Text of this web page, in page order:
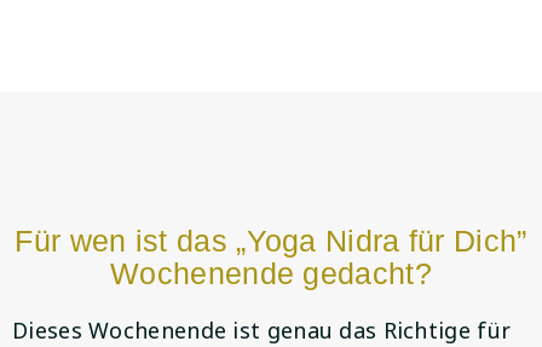
Für wen ist das „Yoga Nidra für Dich”
Wochenende gedacht?
Dieses Wochenende ist genau das Richtige für